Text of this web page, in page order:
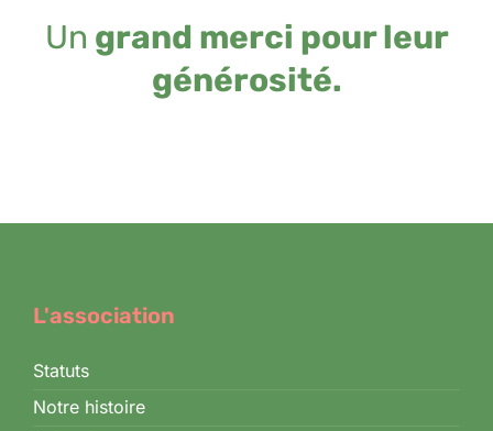
Un grand merci pour leur
générosité.
L'association
Statuts
Notre histoire